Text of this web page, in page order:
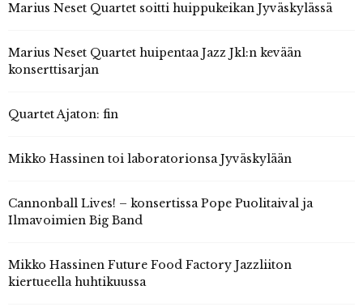
Marius Neset Quartet soitti huippukeikan Jyväskylässä
Marius Neset Quartet huipentaa Jazz Jkl:n kevään
konserttisarjan
Quartet Ajaton: fin
Mikko Hassinen toi laboratorionsa Jyväskylään
Cannonball Lives! – konsertissa Pope Puolitaival ja
Ilmavoimien Big Band
Mikko Hassinen Future Food Factory Jazzliiton
kiertueella huhtikuussa